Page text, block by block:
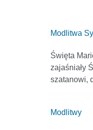
Modlitwa
Święta
zajaśniały
szatanowi,
Modlitwy